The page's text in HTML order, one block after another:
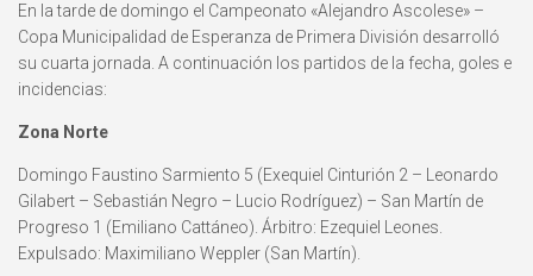
En la tarde de domingo el Campeonato «Alejandro Ascolese» –
Copa Municipalidad de Esperanza de Primera División desarrolló
su cuarta jornada. A continuación los partidos de la fecha, goles e
incidencias:
Zona Norte
Domingo Faustino Sarmiento 5 (Exequiel Cinturión 2 – Leonardo
Gilabert – Sebastián Negro – Lucio Rodríguez) – San Martín de
Progreso 1 (Emiliano Cattáneo). Árbitro: Ezequiel Leones.
Expulsado: Maximiliano Weppler (San Martín).